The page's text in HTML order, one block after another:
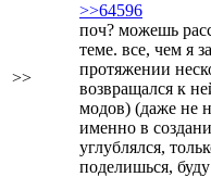
>>
>>64596
поч? можешь
теме. все, чем я
протяжении
возвращался к
модов) (даже не
именно в
углублялся,
поделишься,